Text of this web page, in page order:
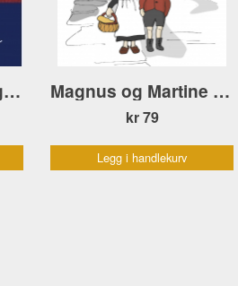
Lykkeveien. Krig og fred – barns opplevelser mai 1945 Magnus og Martine redder Jonas Øglænd
kr 79
Legg i handlekurv